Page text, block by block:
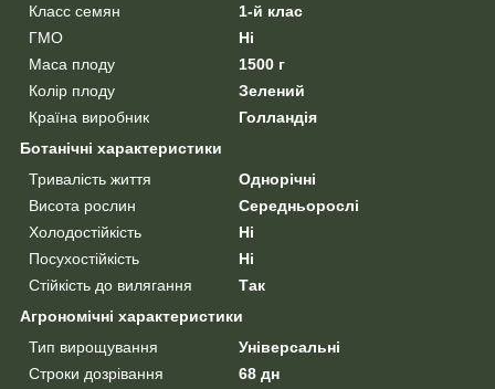
Класс семян
1-й клас
ГМО
Ні
Маса плоду
1500 г
Колір плоду
Зелений
Країна виробник
Голландія
Ботанічні характеристики
Тривалість життя
Однорічні
Висота рослин
Середньорослі
Холодостійкість
Ні
Посухостійкість
Ні
Стійкість до вилягання
Так
Агрономічні характеристики
Тип вирощування
Універсальні
Строки дозрівання
68 дн